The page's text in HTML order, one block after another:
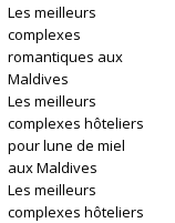
Les meilleurs
complexes
romantiques aux
Maldives
Les meilleurs
complexes hôteliers
pour lune de miel
aux Maldives
Les meilleurs
complexes hôteliers